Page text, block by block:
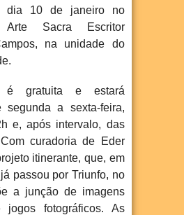
dia 10 de janeiro no
Sacra Escritor
na unidade do
é gratuita e estará
segunda a sexta-feira,
e, após intervalo, das
curadoria de Eder
itinerante, que, em
passou por Triunfo, no
a junção de imagens
fotográficos. As